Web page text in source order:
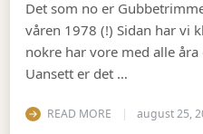
Det som no er
våren 1978 (!) Sidan har vi
nokre har vore med alle
Uansett er det …
READ MORE august 25,